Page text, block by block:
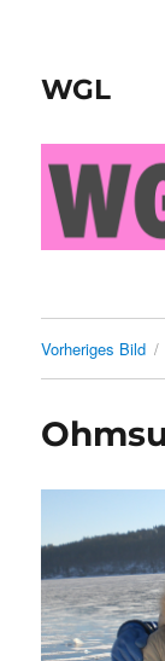
WGL
Vorheriges Bild